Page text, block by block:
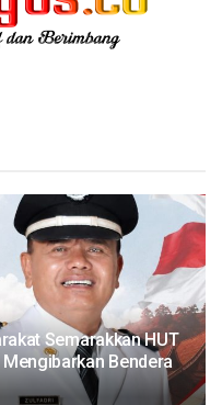
Semarakkan HUT
Bendera